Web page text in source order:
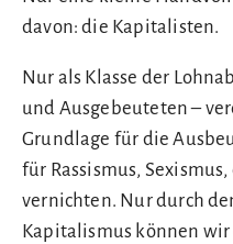
davon: die Kapitalisten.
Nur als Klasse der
und Ausgebeuteten –
Grundlage für die
für Rassismus,
vernichten. Nur durch
Kapitalismus können